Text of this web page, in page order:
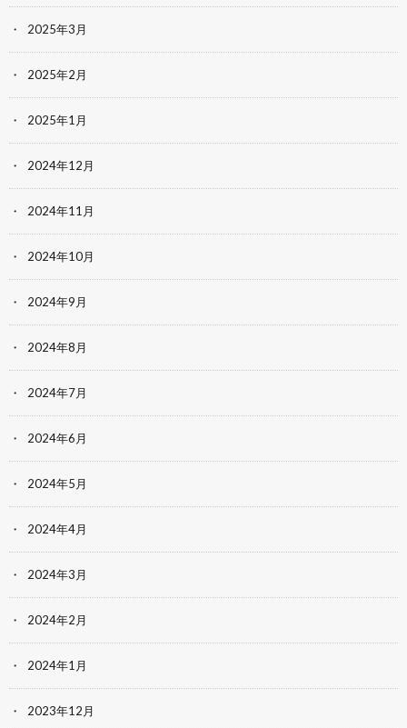
2025年3月
2025年2月
2025年1月
2024年12月
2024年11月
2024年10月
2024年9月
2024年8月
2024年7月
2024年6月
2024年5月
2024年4月
2024年3月
2024年2月
2024年1月
2023年12月